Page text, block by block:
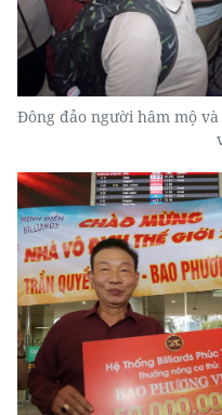
Đông đảo người hâm mộ